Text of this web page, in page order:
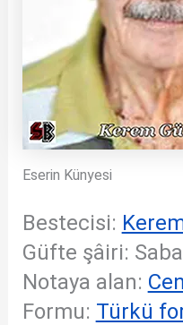
Eserin Künyesi
Bestecisi:
Güfte şâiri:
Notaya alan:
Formu: Türkü